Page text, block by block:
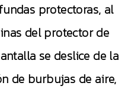
protectoras, al
del protector de
se deslice de la
de burbujas de aire,